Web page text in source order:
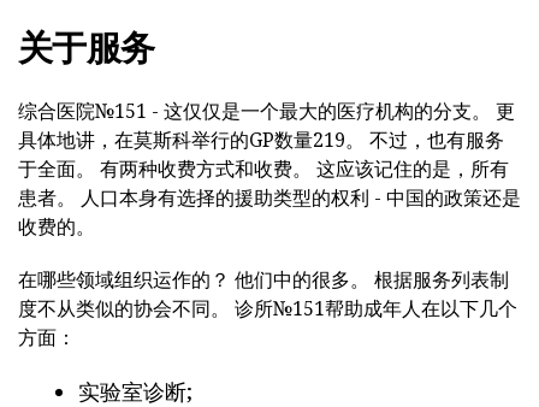
关于服务
综合医院№151 - 这仅仅是一个最大的医疗机构的分支。 更
具体地讲，在莫斯科举行的GP数量219。 不过，也有服务
于全面。 有两种收费方式和收费。 这应该记住的是，所有
患者。 人口本身有选择的援助类型的权利 - 中国的政策还是
收费的。
在哪些领域组织运作的？ 他们中的很多。 根据服务列表制
度不从类似的协会不同。 诊所№151帮助成年人在以下几个
方面：
实验室诊断;